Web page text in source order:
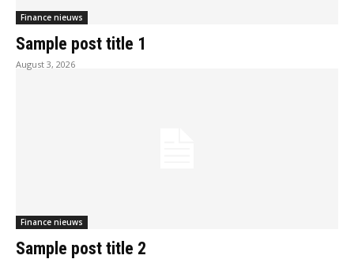
Finance nieuws
Sample post title 1
August 3, 2026
Finance nieuws
Sample post title 2